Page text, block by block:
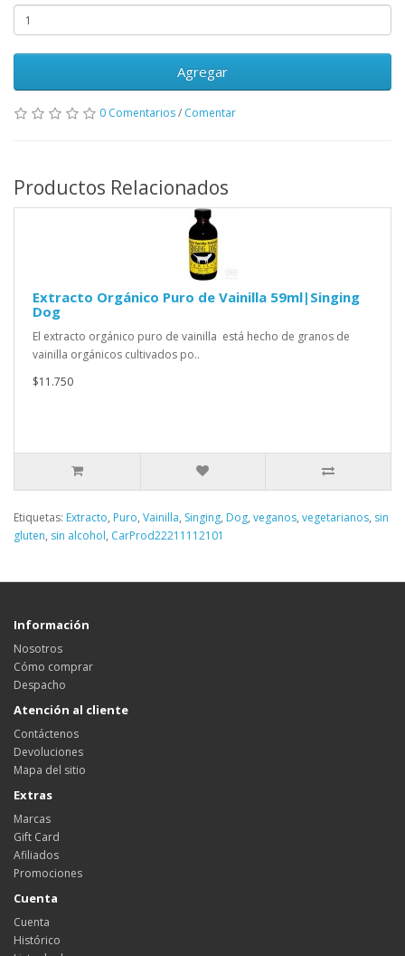
Agregar
0 Comentarios/ Comentar
Productos Relacionados
Extracto Orgánico Puro de Vainilla 59ml|Singing
Dog
El extracto orgánico puro de vainilla está hecho de granos de
vainilla orgánicos cultivados po..
$11.750
Etiquetas: Extracto, Puro, Vainilla, Singing, Dog, veganos, vegetarianos, sin
gluten, sin alcohol, CarProd22211112101
Información
Nosotros
Cómo comprar
Despacho
Atención al cliente
Contáctenos
Devoluciones
Mapa del sitio
Extras
Marcas
Gift Card
Afiliados
Promociones
Cuenta
Cuenta
Histórico